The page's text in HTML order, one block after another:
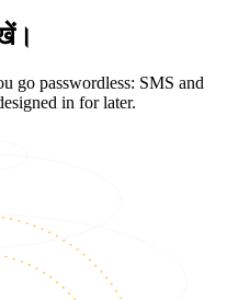
go passwordless: SMS and
in for later.